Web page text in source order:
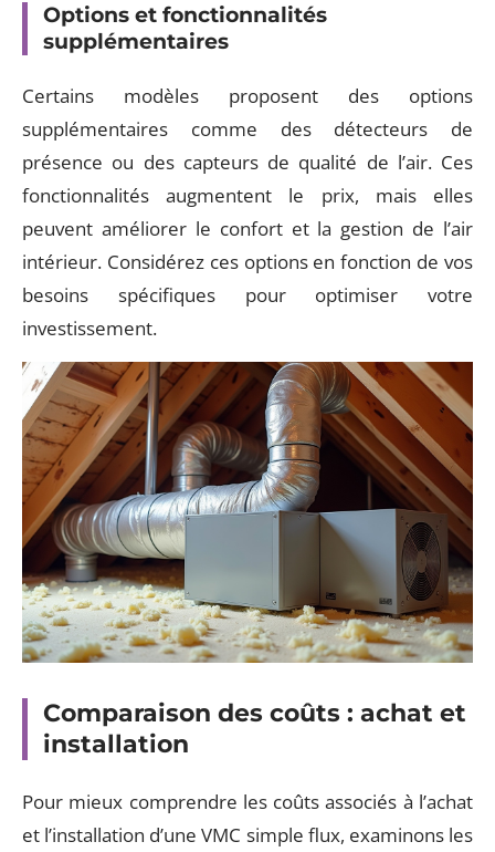
Options et fonctionnalités
supplémentaires
Certains modèles proposent des options
supplémentaires comme des détecteurs de
présence ou des capteurs de qualité de l’air. Ces
fonctionnalités augmentent le prix, mais elles
peuvent améliorer le confort et la gestion de l’air
intérieur. Considérez ces options en fonction de vos
besoins spécifiques pour optimiser votre
investissement.
Comparaison des coûts : achat et
installation
Pour mieux comprendre les coûts associés à l’achat
et l’installation d’une VMC simple flux, examinons les